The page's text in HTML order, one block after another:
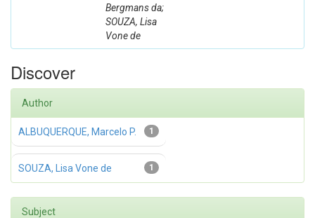
Bergmans da;
SOUZA, Lisa
Vone de
Discover
Author
1
ALBUQUERQUE, Marcelo P.
1
SOUZA, Lisa Vone de
Subject